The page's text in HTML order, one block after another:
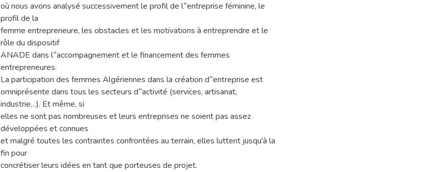
où nous avons analysé successivement le profil de l‟entreprise féminine, le
profil de la
femme entrepreneure, les obstacles et les motivations à entreprendre et le
rôle du dispositif
ANADE dans l‟accompagnement et le financement des femmes
entrepreneures.
La participation des femmes Algériennes dans la création d‟entreprise est
omniprésente dans tous les secteurs d‟activité (services, artisanat,
industrie…). Et même, si
elles ne sont pas nombreuses et leurs entreprises ne soient pas assez
développées et connues
et malgré toutes les contraintes confrontées au terrain, elles luttent jusqu'à la
fin pour
concrétiser leurs idées en tant que porteuses de projet.